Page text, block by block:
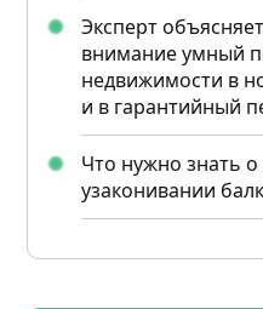
Эксперт
внимание умный
недвижимости в
и в гарантийный
Что нужно знать о
узаконивании